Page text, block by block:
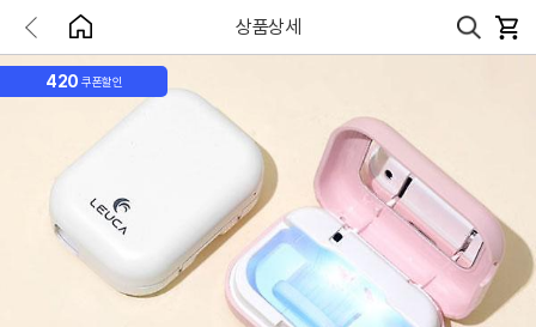
상품상세
420 쿠폰할인